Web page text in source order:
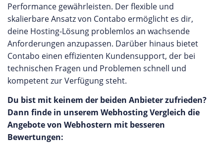
Performance gewährleisten. Der flexible und
skalierbare Ansatz von Contabo ermöglicht es dir,
deine Hosting-Lösung problemlos an wachsende
Anforderungen anzupassen. Darüber hinaus bietet
Contabo einen effizienten Kundensupport, der bei
technischen Fragen und Problemen schnell und
kompetent zur Verfügung steht.
Du bist mit keinem der beiden Anbieter zufrieden?
Dann finde in unserem Webhosting Vergleich die
Angebote von Webhostern mit besseren
Bewertungen: